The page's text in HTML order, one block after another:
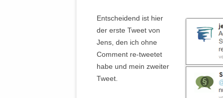
Entscheidend ist hier
der erste Tweet von
Jens, den ich ohne
Comment re-tweetet
habe und mein zweiter
Tweet.